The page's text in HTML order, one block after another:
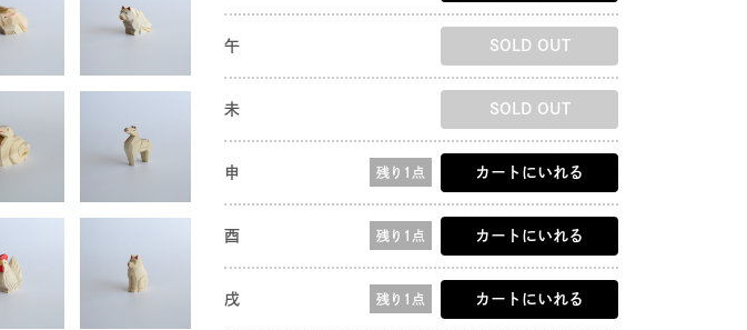
午 SOLD OUT
未 SOLD OUT
申 残り1点 カートにいれる
酉 残り1点 カートにいれる
戌 残り1点 カートにいれる